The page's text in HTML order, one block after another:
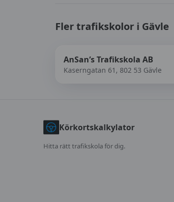
Fler trafikskolor i Gävle
AnSan’s Trafikskola AB
Kaserngatan 61, 802 53 Gävle
Körkortskalkylator
Hitta rätt trafikskola för dig.